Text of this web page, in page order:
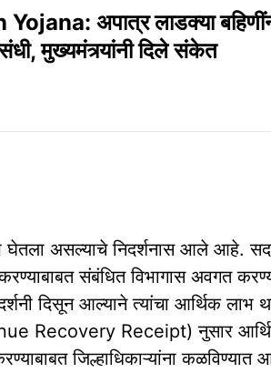
अपात्र लाडक्या
मुख्यमंत्र्यांनी दिले संकेत
घेतला असल्याचे निदर्शनास आले आहे.
करण्याबाबत संबंधित विभागास अवगत
दिसून आल्याने त्यांचा आर्थिक लाभ
Recovery Receipt) नुसार
जिल्हाधिकाऱ्यांना